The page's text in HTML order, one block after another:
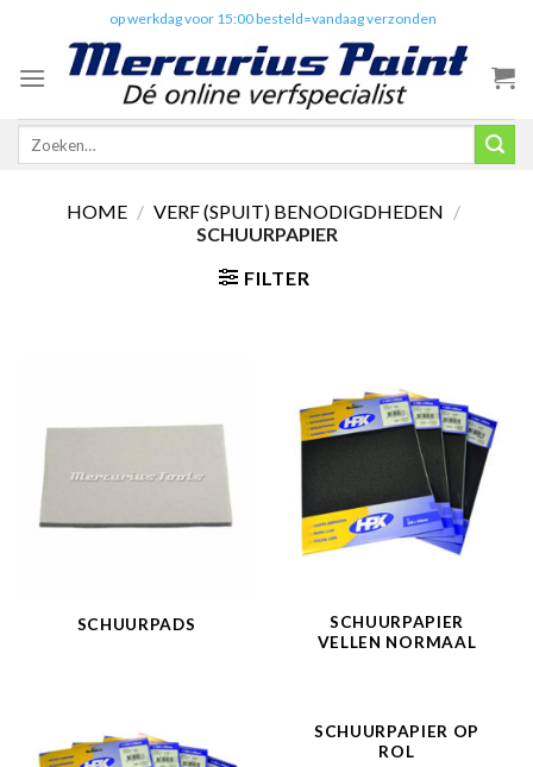
content
op werkdag voor 15:00 besteld=vandaag verzonden
Zoeken
HOME / VERF (SPUIT) BENODIGDHEDEN /
SCHUURPAPIER
FILTER
SCHUURPADS
SCHUURPAPIER
VELLEN NORMAAL
SCHUURPAPIER OP
ROL